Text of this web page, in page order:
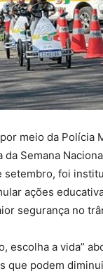
meio da Polícia
Semana
foi
ações
segurança no
escolha a vida”
que podem